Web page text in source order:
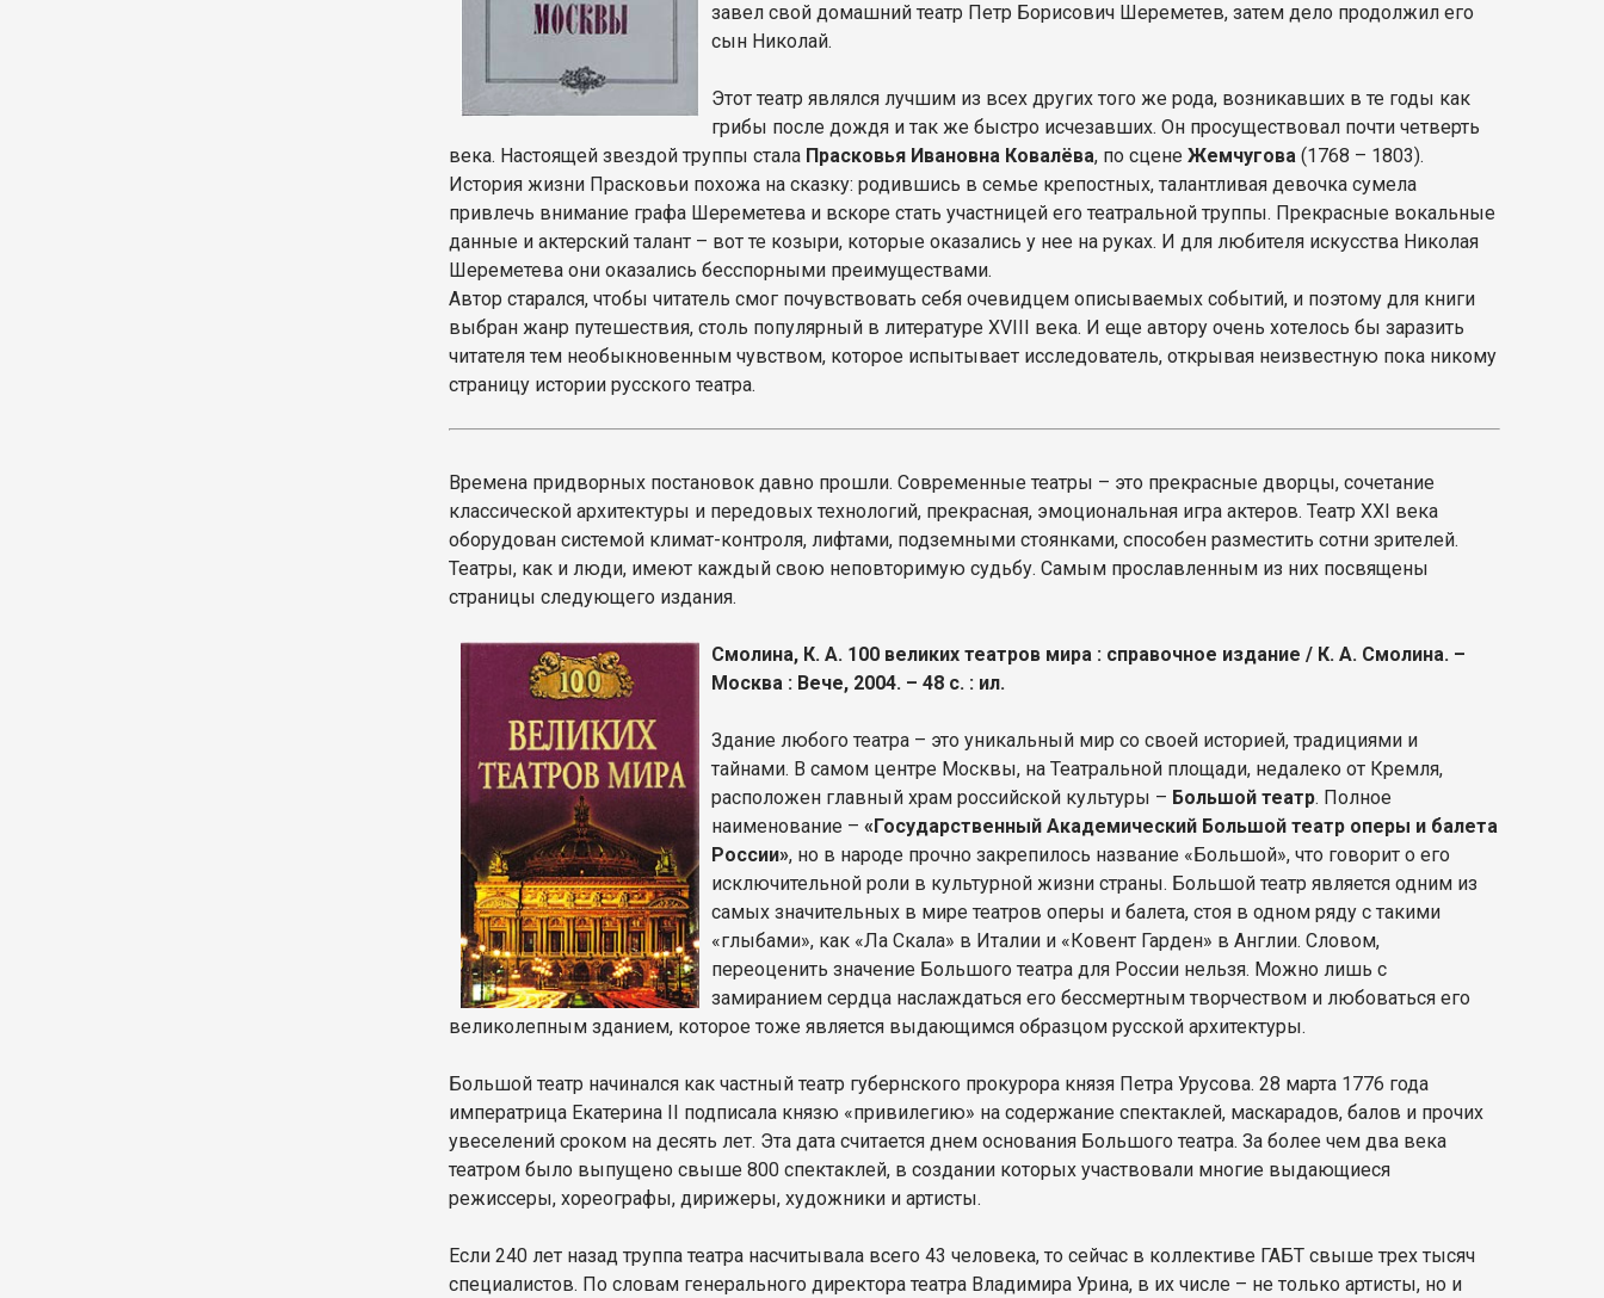
завел свой домашний театр Петр Борисович Шереметев, затем дело продолжил его
сын Николай.
Этот театр являлся лучшим из всех других того же рода, возникавших в те годы как
грибы после дождя и так же быстро исчезавших. Он просуществовал почти четверть
века. Настоящей звездой труппы стала Прасковья Ивановна Ковалёва, по сценеЖемчугова(1768 – 1803).
История жизни Прасковьи похожа на сказку: родившись в семье крепостных, талантливая девочка сумела
привлечь внимание графа Шереметева и вскоре стать участницей его театральной труппы. Прекрасные вокальные
данные и актерский талант – вот те козыри, которые оказались у нее на руках. И для любителя искусства Николая
Шереметева они оказались бесспорными преимуществами.
Автор старался, чтобы читатель смог почувствовать себя очевидцем описываемых событий, и поэтому для книги
выбран жанр путешествия, столь популярный в литературе XVIII века. И еще автору очень хотелось бы заразить
читателя тем необыкновенным чувством, которое испытывает исследователь, открывая неизвестную пока никому
страницу истории русского театра.
Времена придворных постановок давно прошли. Современные театры – это прекрасные дворцы, сочетание
классической архитектуры и передовых технологий, прекрасная, эмоциональная игра актеров. Театр XXI века
оборудован системой климат-контроля, лифтами, подземными стоянками, способен разместить сотни зрителей.
Театры, как и люди, имеют каждый свою неповторимую судьбу. Самым прославленным из них посвящены
страницы следующего издания.
Смолина, К. А. 100 великих театров мира : справочное издание / К. А. Смолина. –
Москва : Вече, 2004. – 48 с. : ил.
Здание любого театра – это уникальный мир со своей историей, традициями и
тайнами. В самом центре Москвы, на Театральной площади, недалеко от Кремля,
расположен главный храм российской культуры – Большой театр. Полное
наименование –«Государственный Академический Большой театр оперы и балета
России», но в народе прочно закрепилось название «Большой», что говорит о его
исключительной роли в культурной жизни страны. Большой театр является одним из
самых значительных в мире театров оперы и балета, стоя в одном ряду с такими
«глыбами», как «Ла Скала» в Италии и «Ковент Гарден» в Англии. Словом,
переоценить значение Большого театра для России нельзя. Можно лишь с
замиранием сердца наслаждаться его бессмертным творчеством и любоваться его
великолепным зданием, которое тоже является выдающимся образцом русской архитектуры.
Большой театр начинался как частный театр губернского прокурора князя Петра Урусова. 28 марта 1776 года
императрица Екатерина II подписала князю «привилегию» на содержание спектаклей, маскарадов, балов и прочих
увеселений сроком на десять лет. Эта дата считается днем основания Большого театра. За более чем два века
театром было выпущено свыше 800 спектаклей, в создании которых участвовали многие выдающиеся
режиссеры, хореографы, дирижеры, художники и артисты.
Если 240 лет назад труппа театра насчитывала всего 43 человека, то сейчас в коллективе ГАБТ свыше трех тысяч
специалистов. По словам генерального директора театра Владимира Урина, в их числе – не только артисты, но и